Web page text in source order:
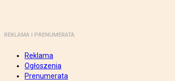
REKLAMA I PRENUMERATA
Reklama
Ogłoszenia
Prenumerata